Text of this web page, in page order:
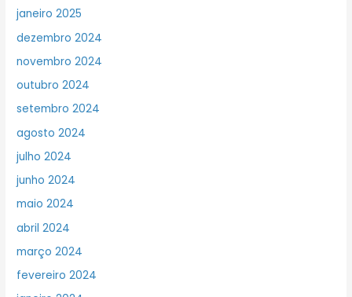
janeiro 2025
dezembro 2024
novembro 2024
outubro 2024
setembro 2024
agosto 2024
julho 2024
junho 2024
maio 2024
abril 2024
março 2024
fevereiro 2024